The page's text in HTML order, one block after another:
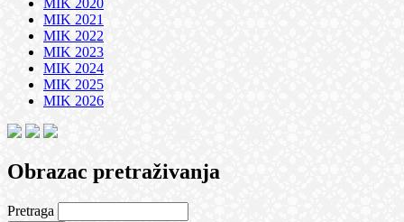
MIK 2020
MIK 2021
MIK 2022
MIK 2023
MIK 2024
MIK 2025
MIK 2026
Obrazac pretraživanja
Pretraga